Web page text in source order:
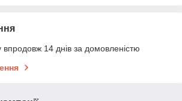
14 днів за домовленістю